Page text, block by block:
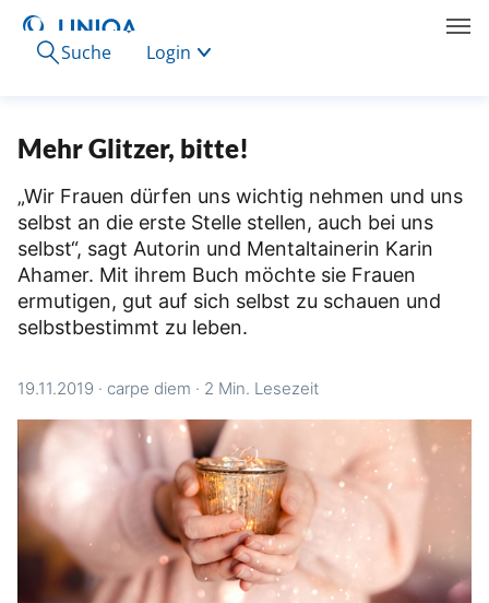
Suche Login
Mehr Glitzer, bitte!
„Wir Frauen dürfen uns wichtig nehmen und uns
selbst an die erste Stelle stellen, auch bei uns
selbst“, sagt Autorin und Mentaltainerin Karin
Ahamer. Mit ihrem Buch möchte sie Frauen
ermutigen, gut auf sich selbst zu schauen und
selbstbestimmt zu leben.
19.11.2019 · carpe diem · 2 Min. Lesezeit